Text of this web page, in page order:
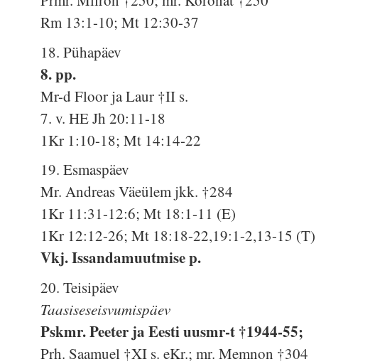
Rm 13:1-10; Mt 12:30-37
18. Pühapäev
8. pp.
Mr-d Floor ja Laur †II s.
7. v. HE Jh 20:11-18
1Kr 1:10-18; Mt 14:14-22
19. Esmaspäev
Mr. Andreas Väeülem jkk. †284
1Kr 11:31-12:6; Mt 18:1-11 (E)
1Kr 12:12-26; Mt 18:18-22,19:1-2,13-15 (T)
Vkj. Issandamuutmise p.
20. Teisipäev
Taasiseseisvumispäev
Pskmr. Peeter ja Eesti uusmr-t †1944-55;
Prh. Saamuel †XI s. eKr.; mr. Memnon †304